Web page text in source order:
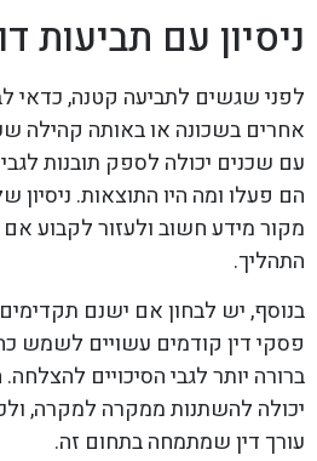
ניסיון עם תביעות
לפני שגשים לתביעה קטנה, כדאי
אחרים בשכונה או באותה קהילה
עם שכנים יכולה לספק תובנות
הם פעלו ומה היו התוצאות. ניסיון
מקור מידע חשוב ולעזור לקבוע
התהליך.
בנוסף, יש לבחון אם ישנם
פסקי דין קודמים עשויים לשמש
ברורה יותר לגבי הסיכויים
יכולה להשתנות ממקרה למקרה,
עורך דין שמתמחה בתחום זה.